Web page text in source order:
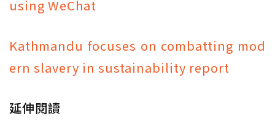
using WeChat
Kathmandu focuses on combatting mod
ern slavery in sustainability report
延伸閱讀